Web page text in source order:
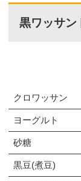
黒ワッサン
クロワッサン
ヨーグルト
砂糖
黒豆(煮豆)